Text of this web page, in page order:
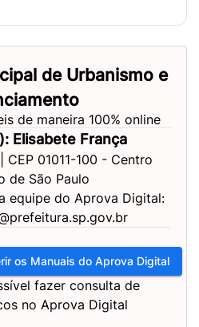
de Urbanismo e
de maneira 100% online
Elisabete França
CEP 01011-100 - Centro
de São Paulo
equipe do Aprova Digital:
os Manuais do Aprova Digital
fazer consulta de
no Aprova Digital